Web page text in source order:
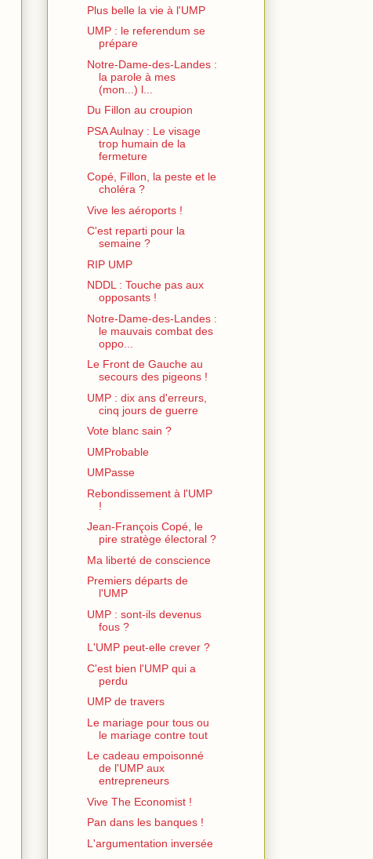
Plus belle la vie à l'UMP
UMP : le referendum se
prépare
Notre-Dame-des-Landes :
la parole à mes
(mon...) l...
Du Fillon au croupion
PSA Aulnay : Le visage
trop humain de la
fermeture
Copé, Fillon, la peste et le
choléra ?
Vive les aéroports !
C'est reparti pour la
semaine ?
RIP UMP
NDDL : Touche pas aux
opposants !
Notre-Dame-des-Landes :
le mauvais combat des
oppo...
Le Front de Gauche au
secours des pigeons !
UMP : dix ans d'erreurs,
cinq jours de guerre
Vote blanc sain ?
UMProbable
UMPasse
Rebondissement à l'UMP
!
Jean-François Copé, le
pire stratège électoral ?
Ma liberté de conscience
Premiers départs de
l'UMP
UMP : sont-ils devenus
fous ?
L'UMP peut-elle crever ?
C'est bien l'UMP qui a
perdu
UMP de travers
Le mariage pour tous ou
le mariage contre tout
Le cadeau empoisonné
de l'UMP aux
entrepreneurs
Vive The Economist !
Pan dans les banques !
L'argumentation inversée